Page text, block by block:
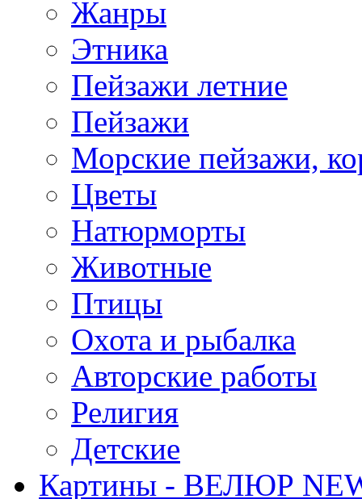
Жанры
Этника
Пейзажи летние
Пейзажи
Морские пейзажи,
Цветы
Натюрморты
Животные
Птицы
Охота и рыбалка
Авторские работы
Религия
Детские
Картины - ВЕЛЮР